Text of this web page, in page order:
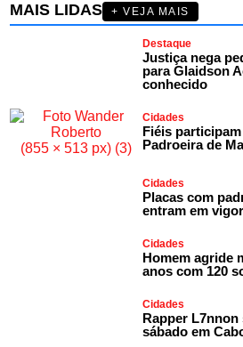
MAIS LIDAS + VEJA MAIS
Destaque
Justiça nega
para Glaidson
conhecido
Cidades
Fiéis
Padroeira de
Cidades
Placas com
entram em vigor
Cidades
Homem agride
anos com 120
Cidades
Rapper L7nnon
sábado em